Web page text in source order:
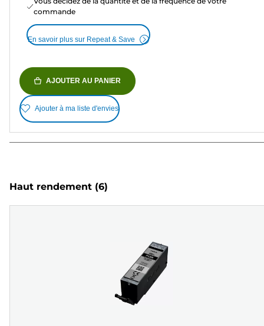
commande
En savoir plus sur Repeat & Save
AJOUTER AU PANIER
Ajouter à ma liste d'envies
Haut rendement (6)